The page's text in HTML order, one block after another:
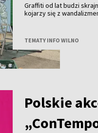
Graffiti od lat budzi
kojarzy się z
TEMATY INFO WILNO
Polskie